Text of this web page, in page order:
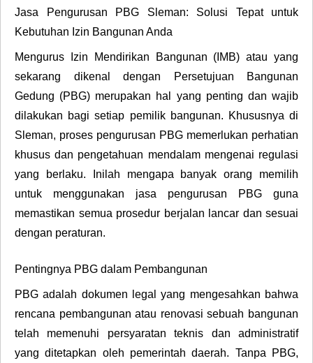
Jasa Pengurusan PBG Sleman: Solusi Tepat untuk
Kebutuhan Izin Bangunan Anda
Mengurus Izin Mendirikan Bangunan (IMB) atau yang
sekarang dikenal dengan Persetujuan Bangunan
Gedung (PBG) merupakan hal yang penting dan wajib
dilakukan bagi setiap pemilik bangunan. Khususnya di
Sleman, proses pengurusan PBG memerlukan perhatian
khusus dan pengetahuan mendalam mengenai regulasi
yang berlaku. Inilah mengapa banyak orang memilih
untuk menggunakan jasa pengurusan PBG guna
memastikan semua prosedur berjalan lancar dan sesuai
dengan peraturan.
Pentingnya PBG dalam Pembangunan
PBG adalah dokumen legal yang mengesahkan bahwa
rencana pembangunan atau renovasi sebuah bangunan
telah memenuhi persyaratan teknis dan administratif
yang ditetapkan oleh pemerintah daerah. Tanpa PBG,